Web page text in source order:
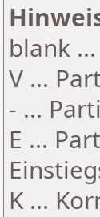
blank
V ...
- ...
E ...
K ...